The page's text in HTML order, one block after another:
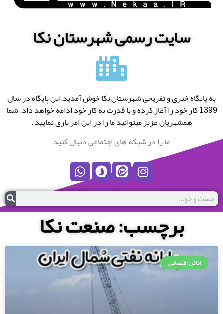
سایت رسمی شهرستان نکا
به پایگاه خبری و تفریحی شهرستان نکا خوش آمدید.این پایگاه در سال
1399 کار خود را آغاز کرده و با قدرت به کار خود ادامه خواهد داد. شما
همشهریان عزیز میتوانید ما را در این امر یاری نمایید .
ما را در شبکه های اجتماعی دنبال کنید
برچسب: صنعت نکا
اماکن اقتصادی